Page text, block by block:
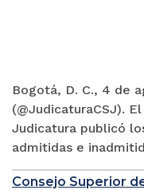
Bogotá, D. C., 4 de
(@JudicaturaCSJ).
Judicatura publicó
admitidas e
Consejo Superior